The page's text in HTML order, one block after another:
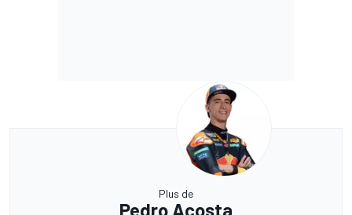
Plus de
Pedro Acosta